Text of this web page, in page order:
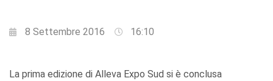
8 Settembre 2016 16:10
La prima edizione di Alleva Expo Sud si è conclusa